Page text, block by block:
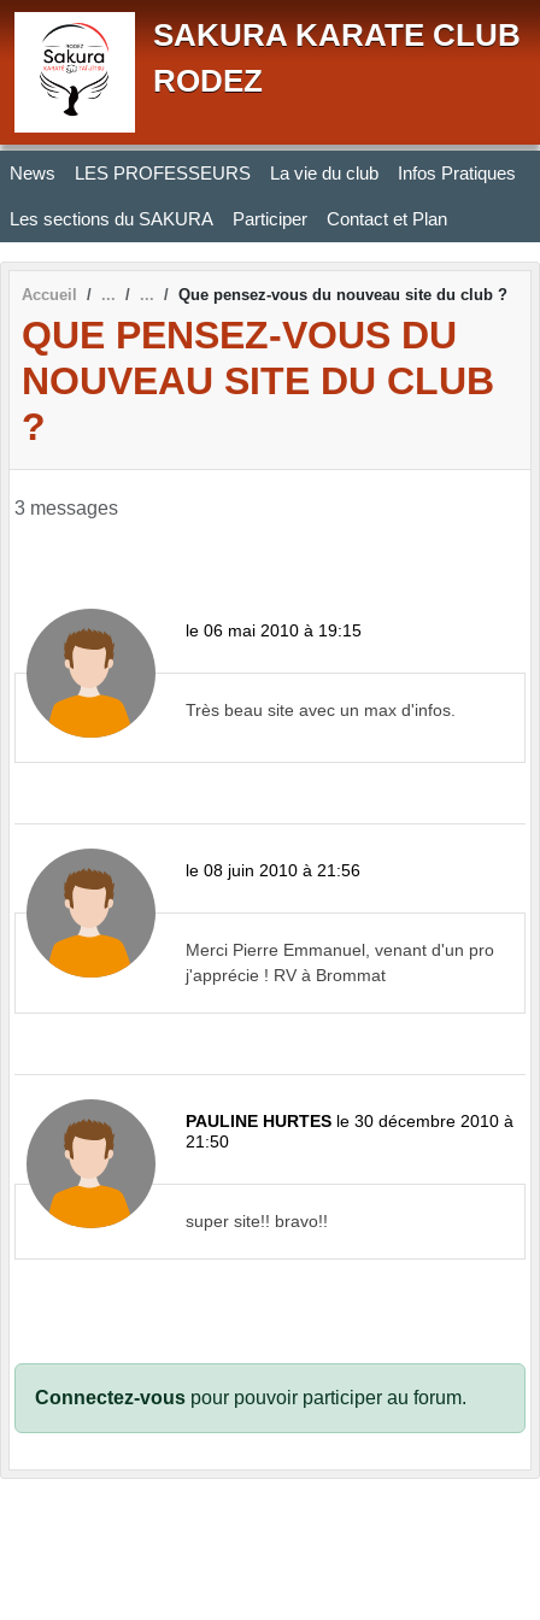
SAKURA KARATE CLUB
RODEZ
News LES PROFESSEURS La vie du club Infos Pratiques
Les sections du SAKURA Participer Contact et Plan
Accueil Que pensez-vous du nouveau site du club ?
QUE PENSEZ-VOUS DU
NOUVEAU SITE DU CLUB
?
3 messages
le 06 mai 2010 à 19:15
Très beau site avec un max d'infos.
le 08 juin 2010 à 21:56
Merci Pierre Emmanuel, venant d'un pro
j'apprécie ! RV à Brommat
PAULINE HURTES le 30 décembre 2010 à
21:50
super site!! bravo!!
Connectez-vous pour pouvoir participer au forum.
Panneau de gestion des cookies